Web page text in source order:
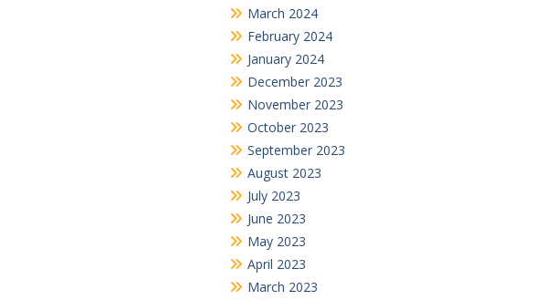
March 2024
February 2024
January 2024
December 2023
November 2023
October 2023
September 2023
August 2023
July 2023
June 2023
May 2023
April 2023
March 2023